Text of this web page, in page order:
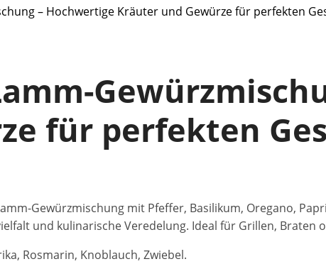
– Hochwertige Kräuter und Gewürze für perfekten
für perfekten
Gewürzmischung mit Pfeffer, Basilikum, Oregano,
und kulinarische Veredelung. Ideal für Grillen, Braten
Rosmarin, Knoblauch, Zwiebel.